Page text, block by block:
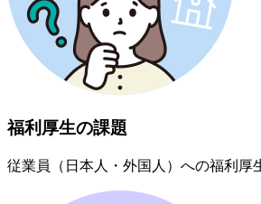
福利厚生の課題
従業員（日本人・外国人）への福利厚